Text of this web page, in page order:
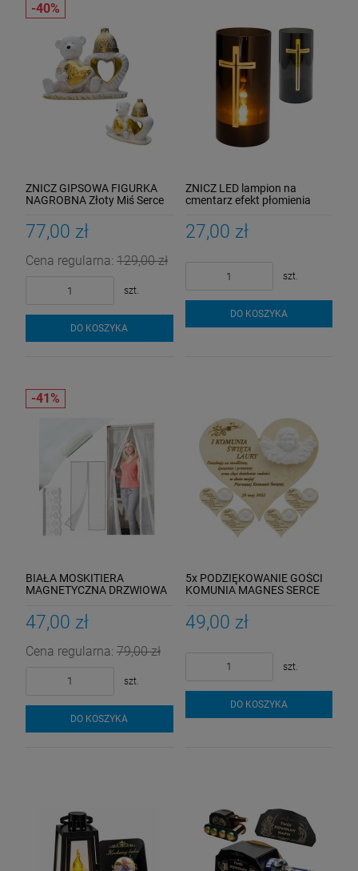
ZNICZ GIPSOWA FIGURKA
NAGROBNA Złoty Miś Serce
DZIECKA
77,00 zł
Cena regularna: 129,00 zł
szt.
DO KOSZYKA
ZNICZ LED lampion na
cmentarz efekt płomienia
27,00 zł
szt.
DO KOSZYKA
BIAŁA MOSKITIERA
MAGNETYCZNA DRZWIOWA
47,00 zł
Cena regularna: 79,00 zł
szt.
DO KOSZYKA
5x PODZIĘKOWANIE GOŚCI
KOMUNIA MAGNES SERCE
49,00 zł
szt.
DO KOSZYKA